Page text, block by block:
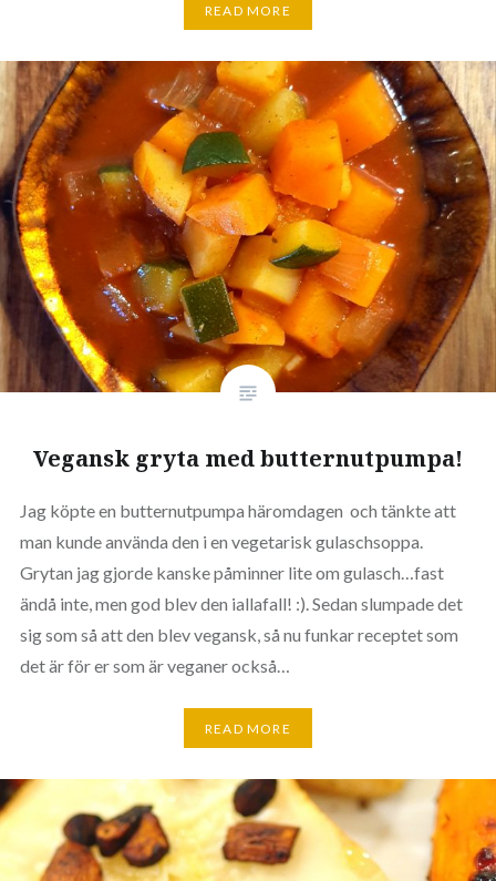
READ MORE
Vegansk gryta med butternutpumpa!
Jag köpte en butternutpumpa häromdagen och tänkte att
man kunde använda den i en vegetarisk gulaschsoppa.
Grytan jag gjorde kanske påminner lite om gulasch…fast
ändå inte, men god blev den iallafall! :). Sedan slumpade det
sig som så att den blev vegansk, så nu funkar receptet som
det är för er som är veganer också…
READ MORE